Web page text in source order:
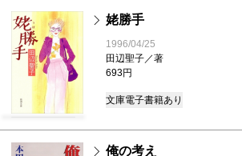
姥勝手
1996/04/25
田辺聖子／著
693円
文庫電子書籍あり
俺の考え